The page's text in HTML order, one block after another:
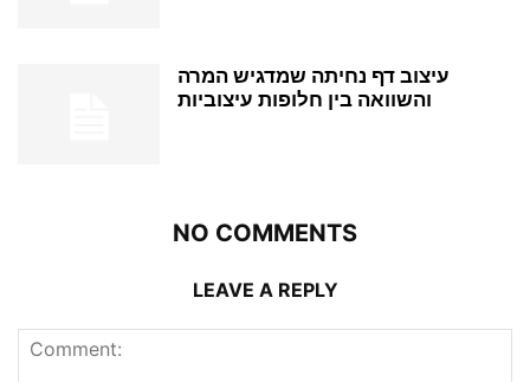
עיצוב דף נחיתה שמדגיש המרה
והשוואה בין חלופות עיצוביות
NO COMMENTS
LEAVE A REPLY